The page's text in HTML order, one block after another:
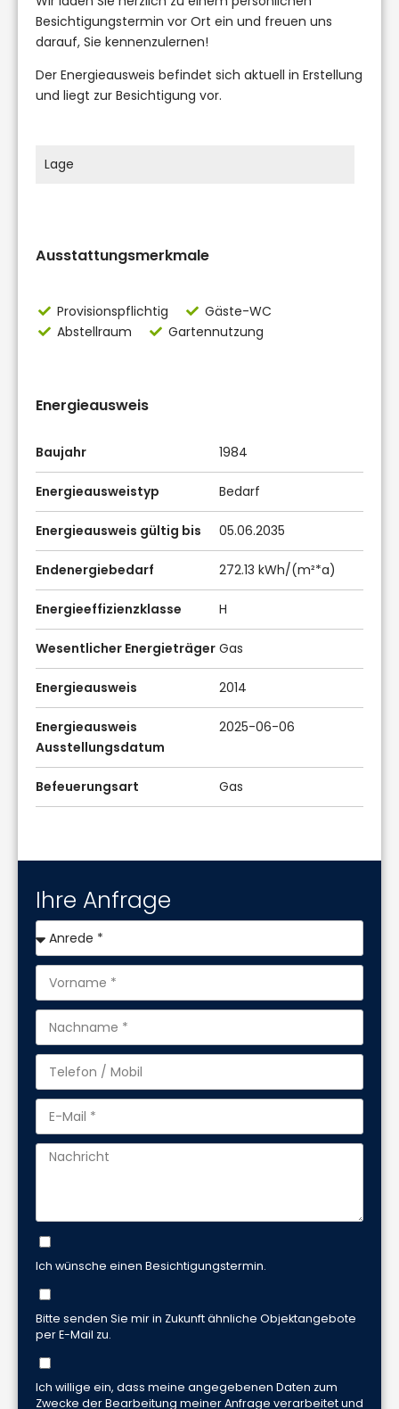
Besichtigungstermin vor Ort ein und freuen uns
darauf, Sie kennenzulernen!
Der Energieausweis befindet sich aktuell in Erstellung
und liegt zur Besichtigung vor.
Lage
Ausstattungsmerkmale
Provisionspflichtig
Gäste-WC
Abstellraum
Gartennutzung
Energieausweis
Baujahr 1984
Energieausweistyp Bedarf
Energieausweis gültig bis 05.06.2035
Endenergiebedarf 272.13 kWh/(m²*a)
Energieeffizienzklasse H
Wesentlicher Energieträger Gas
Energieausweis 2014
Energieausweis
Ausstellungsdatum
2025-06-06
Befeuerungsart Gas
Ihre Anfrage
Ich wünsche einen Besichtigungstermin.
Bitte senden Sie mir in Zukunft ähnliche Objektangebote
per E-Mail zu.
Ich willige ein, dass meine angegebenen Daten zum
Zwecke der Bearbeitung meiner Anfrage verarbeitet und